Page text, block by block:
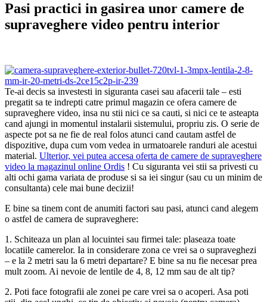
Pasi practici in gasirea unor camere de
supraveghere video pentru interior
Te-ai decis sa investesti in siguranta casei sau afacerii tale – esti
pregatit sa te indrepti catre primul magazin ce ofera camere de
supraveghere video, insa nu stii nici ce sa cauti, si nici ce te asteapta
cand ajungi in momentul instalarii sistemului, propriu zis. O serie de
aspecte pot sa ne fie de real folos atunci cand cautam astfel de
dispozitive, dupa cum vom vedea in urmatoarele randuri ale acestui
material. Ulterior, vei putea accesa oferta de camere de supraveghere
video la magazinul online Ordis ! Cu siguranta vei stii sa privesti cu
alti ochi gama variata de produse si sa iei singur (sau cu un minim de
consultanta) cele mai bune decizii!
E bine sa tinem cont de anumiti factori sau pasi, atunci cand alegem
o astfel de camera de supraveghere:
1. Schiteaza un plan al locuintei sau firmei tale: plaseaza toate
locatiile camerelor. Ia in considerare zona ce vrei sa o supraveghezi
– e la 2 metri sau la 6 metri departare? E bine sa nu fie necesar prea
mult zoom. Ai nevoie de lentile de 4, 8, 12 mm sau de alt tip?
2. Poti face fotografii ale zonei pe care vrei sa o acoperi. Asa poti